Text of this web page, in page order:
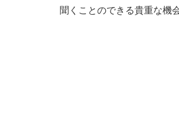
聞くことのできる貴重な機